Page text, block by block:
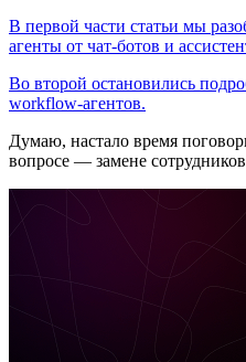
В первой части статьи мы
агенты от чат-ботов и
Во второй остановились
workflow-агентов.
Думаю, настало время
вопросе — замене